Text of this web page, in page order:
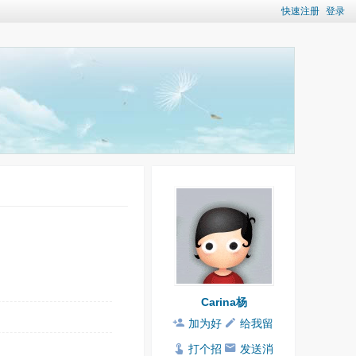
快速注册 登录
Carina杨
加为好
友
给我留
言
打个招 发送消